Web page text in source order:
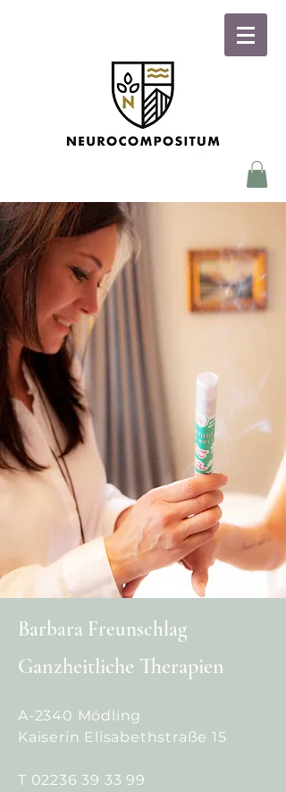
Barbara Freunschlag
Ganzheitliche Therapien
A-2340 Mödling
Kaiserin Elisabethstraße 15
T 02236 39 33 99